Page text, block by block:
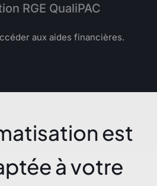
RGE QualiPAC
aux aides financières.
est
à votre